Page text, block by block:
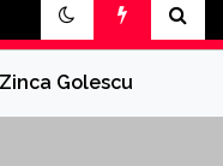
Golescu